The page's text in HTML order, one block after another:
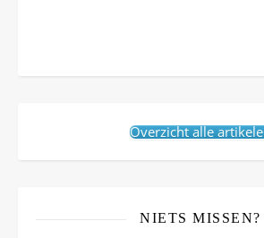
Overzicht alle
NIETS MISSEN?